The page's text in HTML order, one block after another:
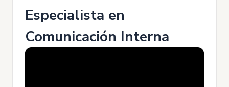
Especialista en
Comunicación Interna